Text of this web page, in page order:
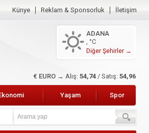
Künye Reklam & Sponsorluk İletişim
ADANA
, °C
Diğer Şehirler →
€ EURO → Alış: 54,74 / Satış: 54,96
Yaşam Spor